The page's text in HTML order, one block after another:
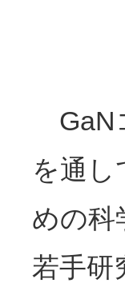
GaN
を通し
めの科
若手研